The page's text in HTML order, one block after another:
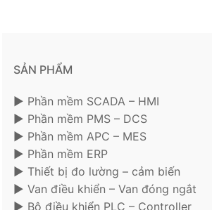
SẢN PHẨM
► Phần mềm SCADA – HMI
► Phần mềm PMS – DCS
► Phần mềm APC – MES
► Phần mềm ERP
► Thiết bị đo lường – cảm biến
► Van điều khiển – Van đóng ngắt
► Bộ điều khiển PLC – Controller